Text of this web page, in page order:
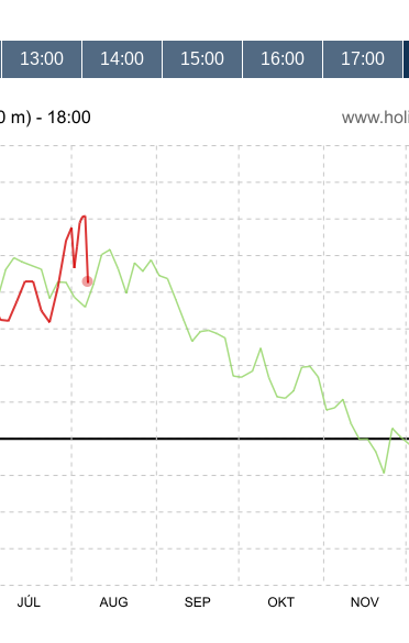
13:00 14:00 15:00 16:00 17:00